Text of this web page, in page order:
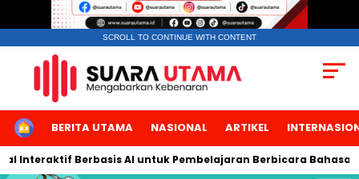
SCROLL TO CONTINUE WITH CONTENT
HOMEBERITA UTAMA NASIONAL ARTIKEL
Berbasis AI untuk Pembelajaran Berbicara Bahasa Arab